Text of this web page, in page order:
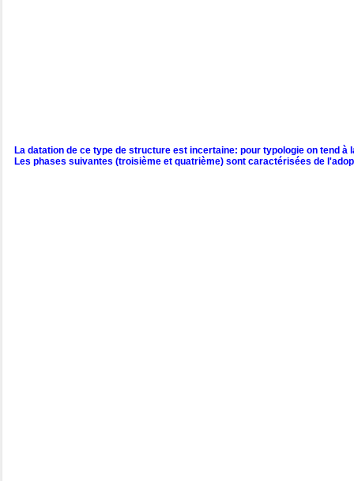
La datation de ce type de structure est incertaine: pour typologie on tend
Les phases suivantes (troisième et quatrième) sont caractérisées de